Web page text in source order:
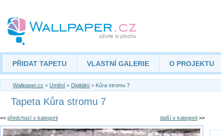
PŘIDAT TAPETU VLASTNÍ GALERIE O PROJEKTU
Wallpaper.cz > Umění > Digitální > Kůra stromu 7
Tapeta Kůra stromu 7
<< předchozí v kategorii další v kategorii >>